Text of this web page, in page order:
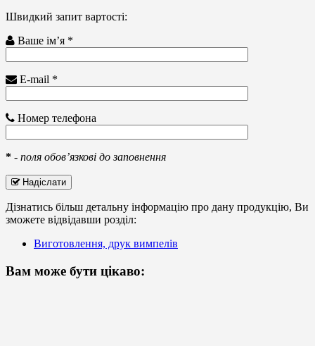
Швидкий запит вартості:
Ваше ім’я *
E-mail *
Номер телефона
* - поля обов’язкові до заповнення
Надіслати
Дізнатись більш детальну інформацію про дану продукцію, Ви
зможете відвідавши розділ:
Виготовлення, друк вимпелів
Вам може бути цікаво: